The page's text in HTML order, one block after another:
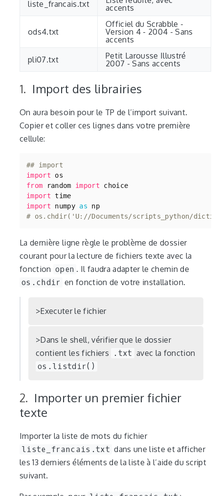
liste_francais.txt
accents
ods4.txt
Officiel du Scrabble -
Version 4 - 2004 - Sans
accents
pli07.txt
Petit Larousse Illustré
2007 - Sans accents
Import des librairies
On aura besoin pour le TP de l’import suivant.
Copier et coller ces lignes dans votre première
cellule:
## import
import
os
from
random import
choice
import time
import
numpy as
np
# os.chdir('U://Documents/scripts_python/
La dernière ligne règle le problème de dossier
courant pour la lecture de fichiers texte avec la
fonction open . Il faudra adapter le chemin de
os.chdir en fonction de votre installation.
Executer le fichier
Dans le shell, vérifier que le dossier
contient les fichiers
.txt avec la fonction
os.listdir()
Importer un premier fichier
texte
Importer la liste de mots du fichier
liste_francais.txt dans une liste et afficher
les 13 derniers éléments de la liste à l’aide du script
suivant.